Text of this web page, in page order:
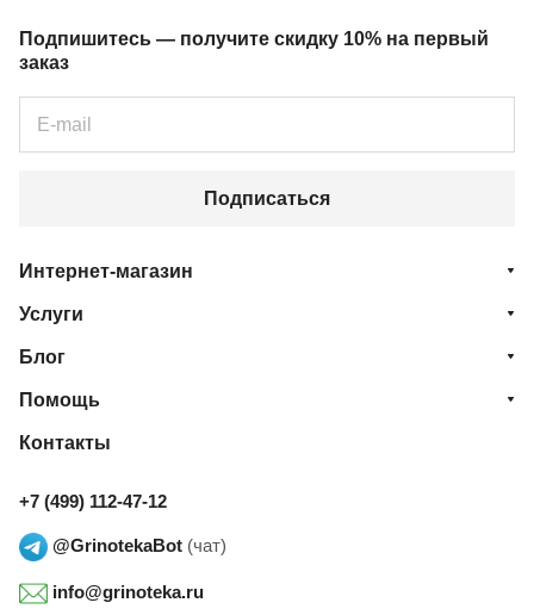
Подпишитесь — получите скидку 10% на первый
заказ
Подписаться
Интернет-магазин
Услуги
Блог
Помощь
Контакты
+7 (499) 112-47-12
@GrinotekaBot (чат)
info@grinoteka.ru